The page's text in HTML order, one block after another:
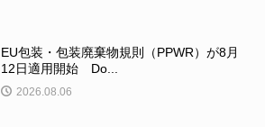
EU包装・包装廃棄物規則（PPWR）が8月
12日適用開始 Do...
2026.08.06